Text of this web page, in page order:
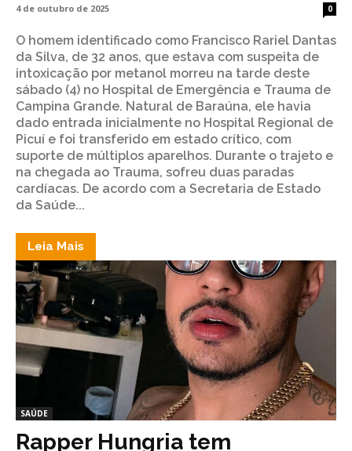
4 de outubro de 2025 0
O homem identificado como Francisco Rariel Dantas
da Silva, de 32 anos, que estava com suspeita de
intoxicação por metanol morreu na tarde deste
sábado (4) no Hospital de Emergência e Trauma de
Campina Grande. Natural de Baraúna, ele havia
dado entrada inicialmente no Hospital Regional de
Picuí e foi transferido em estado crítico, com
suporte de múltiplos aparelhos. Durante o trajeto e
na chegada ao Trauma, sofreu duas paradas
cardíacas. De acordo com a Secretaria de Estado
da Saúde...
Leia Mais
SAÚDE
Rapper Hungria tem